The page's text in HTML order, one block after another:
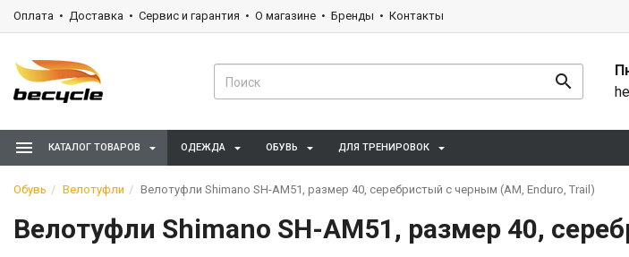
Оплата Доставка Сервис и гарантия О магазине Бренды Контакты
КАТАЛОГ ТОВАРОВ ОДЕЖДА ОБУВЬ ДЛЯ ТРЕНИРОВОК
Обувь Велотуфли Велотуфли Shimano SH-AM51, размер 40, серебристый с черным (AM, Enduro, Trail)
Велотуфли Shimano SH-AM51, размер 40,